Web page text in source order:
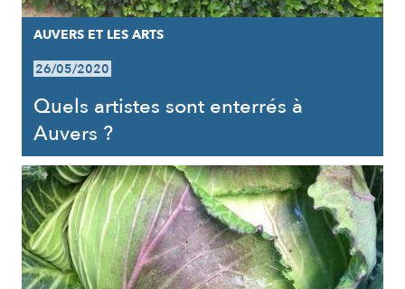
AUVERS ET LES ARTS
26/05/2020
Quels artistes sont enterrés à
Auvers ?